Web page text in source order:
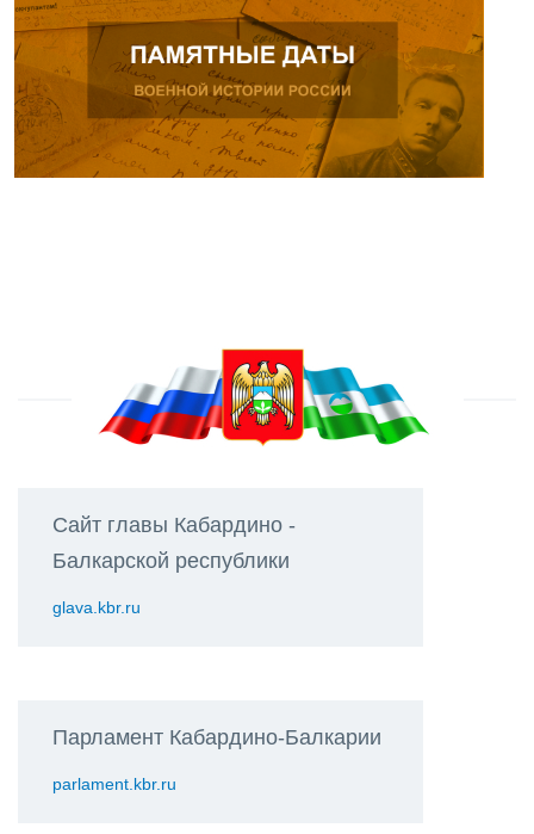
Сайт главы Кабардино -
Балкарской республики
glava.kbr.ru
Парламент Кабардино-Балкарии
parlament.kbr.ru